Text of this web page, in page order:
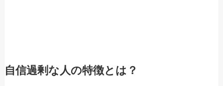
自信過剰な人の特徴とは？